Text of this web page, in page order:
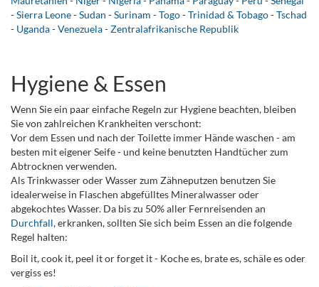
-Sierra Leone-Sudan -Surinam -Togo-Trinidad & Tobago-Tschad
- Uganda-Venezuela-Zentralafrikanische Republik
Hygiene & Essen
Wenn Sie ein paar einfache Regeln zur Hygiene beachten, bleiben
Sie von zahlreichen Krankheiten verschont:
Vor dem Essen und nach der Toilette immer Hände waschen - am
besten mit eigener Seife - und keine benutzten Handtücher zum
Abtrocknen verwenden.
Als Trinkwasser oder Wasser zum Zähneputzen benutzen Sie
idealerweise in Flaschen abgefülltes Mineralwasser oder
abgekochtes Wasser. Da bis zu 50% aller Fernreisenden an
Durchfall, erkranken, sollten Sie sich beim Essen an die folgende
Regel halten:
Boil it, cook it, peel it or forget it - Koche es, brate es, schäle es oder
vergiss es!